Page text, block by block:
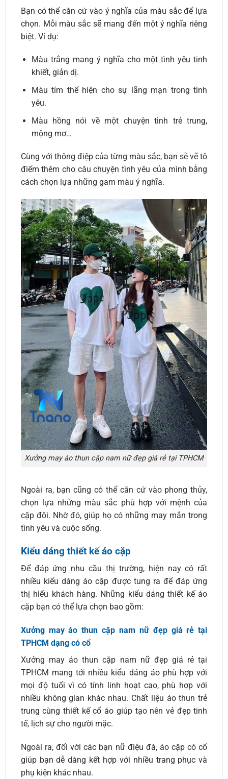
Bạn có thể căn cứ vào ý nghĩa của màu sắc để lựa
chọn. Mỗi màu sắc sẽ mang đến một ý nghĩa riêng
biệt. Ví dụ:
Màu trắng mang ý nghĩa cho một tình yêu tinh
khiết, giản dị.
Màu tím thể hiện cho sự lãng mạn trong tình
yêu.
Màu hồng nói về một chuyện tình trẻ trung,
mộng mơ…
Cùng với thông điệp của từng màu sắc, bạn sẽ vẽ tô
điểm thêm cho câu chuyện tình yêu của mình bằng
cách chọn lựa những gam màu ý nghĩa.
Xưởng may áo thun cặp nam nữ đẹp giá rẻ tại TPHCM
Ngoài ra, bạn cũng có thể căn cứ vào phong thủy,
chọn lựa những màu sắc phù hợp với mệnh của
cặp đôi. Nhờ đó, giúp họ có những may mắn trong
tình yêu và cuộc sống.
Kiểu dáng thiết kế áo cặp
Để đáp ứng nhu cầu thị trường, hiện nay có rất
nhiều kiểu dáng áo cặp được tung ra để đáp ứng
thị hiếu khách hàng. Những kiểu dáng thiết kế áo
cặp bạn có thể lựa chọn bao gồm:
Xưởng may áo thun cặp nam nữ đẹp giá rẻ tại
TPHCM dạng có cổ
Xưởng may áo thun cặp nam nữ đẹp giá rẻ tại
TPHCM mang tới nhiều kiểu dáng áo phù hợp với
mọi độ tuổi vì có tính linh hoạt cao, phù hợp với
nhiều không gian khác nhau. Chất liệu áo thun trẻ
trung cùng thiết kế cổ áo giúp tạo nên vẻ đẹp tinh
tế, lịch sự cho người mặc.
Ngoài ra, đối với các bạn nữ điệu đà, áo cặp có cổ
giúp bạn dễ dàng kết hợp với nhiều trang phục và
phụ kiện khác nhau.